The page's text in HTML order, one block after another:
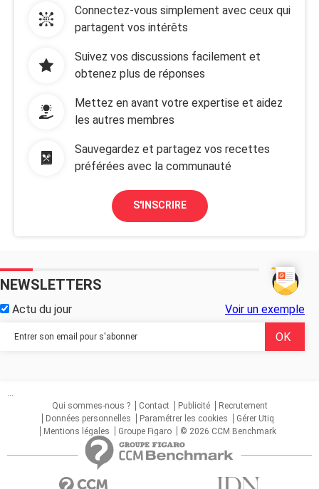
Connectez-vous simplement avec ceux qui
partagent vos intérêts
Suivez vos discussions facilement et
obtenez plus de réponses
Mettez en avant votre expertise et aidez
les autres membres
Sauvegardez et partagez vos recettes
préférées avec la communauté
S'INSCRIRE
NEWSLETTERS
Actu du jour Voir un exemple
...
Qui sommes-nous ?
Contact Publicité
Recrutement
Données personnelles
Paramétrer les cookies
Gérer Utiq
Mentions légales
Groupe Figaro © 2026 CCM Benchmark